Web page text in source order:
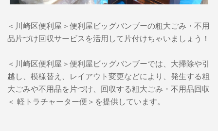
＜川崎区便利屋＞便利屋ビッグバンブーの粗大ごみ・不用
品片づけ回収サービスを活用して片付けちゃいましょう！
＜川崎区便利屋＞便利屋ビッグバンブーでは、大掃除や引
越し、模様替え、レイアウト変更などにより、発生する粗
大ごみや不用品を片づけ、回収する粗大ごみ・不用品回収
＜ 軽トラチャーター便＞を提供しています。